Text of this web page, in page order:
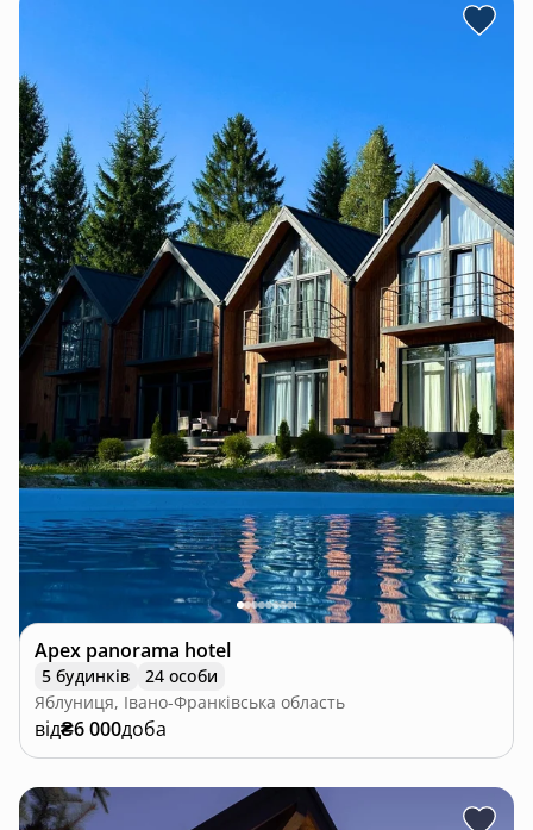
Apex panorama hotel
5 будинків
24 особи
Яблуниця, Івано-Франківська область
від₴6 000доба